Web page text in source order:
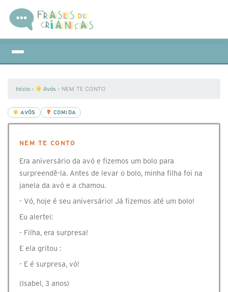
Início › Avós › NEM TE CONTO
AVÓS COMIDA
NEM TE CONTO
Era aniversário da avó e fizemos um bolo para
surpreendê-la. Antes de levar o bolo, minha filha foi na
janela da avó e a chamou.
- Vó, hoje é seu aniversário! Já fizemos até um bolo!
Eu alertei:
- Filha, era surpresa!
E ela gritou :
- E é surpresa, vó!
(Isabel, 3 anos)